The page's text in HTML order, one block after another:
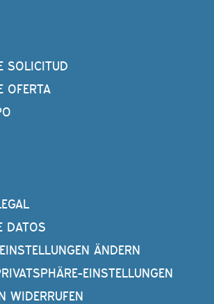
SOLICITUD
OFERTA
DATOS
ÄNDERN
EINSTELLUNGEN
WIDERRUFEN